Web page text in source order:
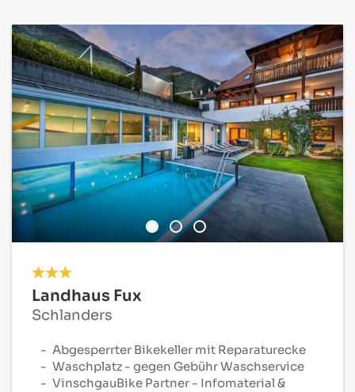
Landhaus Fux
Schlanders
Abgesperrter Bikekeller mit Reparaturecke
Waschplatz - gegen Gebühr Waschservice
VinschgauBike Partner - Infomaterial &